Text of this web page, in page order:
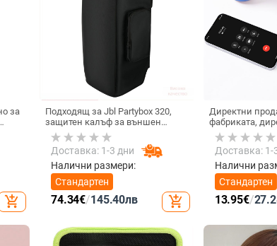
за
add_shopping_cart
Подходящ за Jbl Partybox 320,
защитен калъф за външен
високоговорител, калъф за
количка Stage 320 Audio,
прахозащитно покритие.
Доставка: 1-3 дни
Налични размери:
Стандартен
74.34€/145.40лв add_shopping_cart
Директни
фабриката,
тип C,
Internet
микрофон,
кабелна
Доставка: 1-
Налични
Стандартен
13.95€/